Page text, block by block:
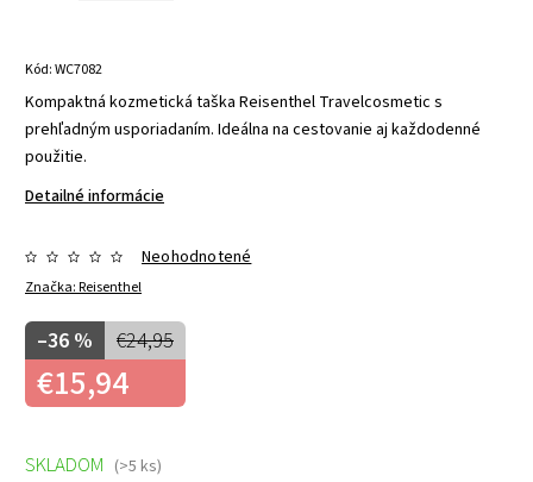
Kód:WC7082
Kompaktná kozmetická taška Reisenthel Travelcosmetic s
prehľadným usporiadaním. Ideálna na cestovanie aj každodenné
použitie.
Detailné informácie
Značka:Reisenthel
Neohodnotené
€24,95
–36 %
€15,94
SKLADOM (>5 ks)